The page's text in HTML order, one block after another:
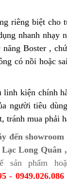
riêng biệt cho
nhanh
Boster ,
có nồi hoặc
kiện chính
người tiêu
tránh mua phải
đến showroom
Long Quân
sản phẩm
- 0949.026.086